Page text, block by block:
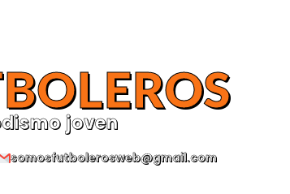
joven
somosfutbolerosweb@gmail.com